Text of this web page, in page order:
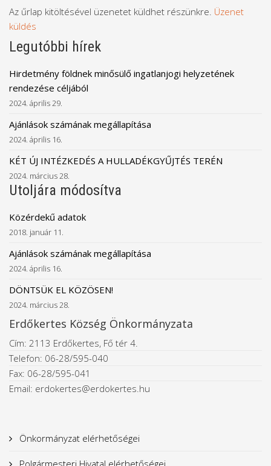
Az űrlap kitöltésével üzenetet küldhet részünkre. Üzenet
küldés
Legutóbbi hírek
Hirdetmény földnek minősülő ingatlanjogi helyzetének
rendezése céljából
2024. április 29.
Ajánlások számának megállapítása
2024. április 16.
KÉT ÚJ INTÉZKEDÉS A HULLADÉKGYŰJTÉS TERÉN
2024. március 28.
Utoljára módosítva
Közérdekű adatok
2018. január 11.
Ajánlások számának megállapítása
2024. április 16.
DÖNTSÜK EL KÖZÖSEN!
2024. március 28.
Erdőkertes Község Önkormányzata
Cím: 2113 Erdőkertes, Fő tér 4.
Telefon: 06-28/595-040
Fax: 06-28/595-041
Email: erdokertes@erdokertes.hu
Önkormányzat elérhetőségei
Polgármesteri Hivatal elérhetőségei